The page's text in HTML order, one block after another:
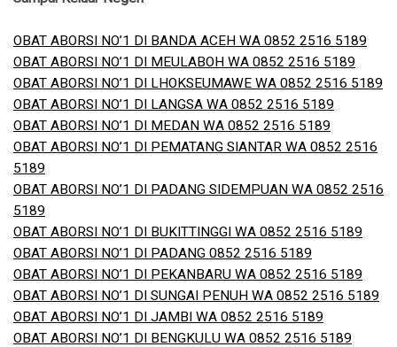
OBAT ABORSI NO’1 DI BANDA ACEH WA 0852 2516 5189
OBAT ABORSI NO’1 DI MEULABOH WA 0852 2516 5189
OBAT ABORSI NO’1 DI LHOKSEUMAWE WA 0852 2516 5189
OBAT ABORSI NO’1 DI LANGSA WA 0852 2516 5189
OBAT ABORSI NO’1 DI MEDAN WA 0852 2516 5189
OBAT ABORSI NO’1 DI PEMATANG SIANTAR WA 0852 2516
5189
OBAT ABORSI NO’1 DI PADANG SIDEMPUAN WA 0852 2516
5189
OBAT ABORSI NO’1 DI BUKITTINGGI WA 0852 2516 5189
OBAT ABORSI NO’1 DI PADANG 0852 2516 5189
OBAT ABORSI NO’1 DI PEKANBARU WA 0852 2516 5189
OBAT ABORSI NO’1 DI SUNGAI PENUH WA 0852 2516 5189
OBAT ABORSI NO’1 DI JAMBI WA 0852 2516 5189
OBAT ABORSI NO’1 DI BENGKULU WA 0852 2516 5189